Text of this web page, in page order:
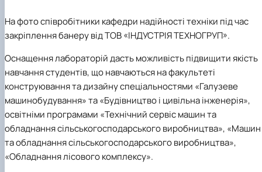
На фото співробітники кафедри надійності техніки під час
закріплення банеру відТОВ «ІНДУСТРІЯ ТЕХНОГРУП».
Оснащення лабораторій дасть можливість підвищити якість
навчання студентів, що навчаються на факультеті
конструювання та дизайнуспеціальностями «Галузеве
машинобудування»та«Будівництво і цивільна інженерія»,
освітніми програмами «Технічний сервіс машин та
обладнання сільськогосподарського виробництва», «Машин
та обладнання сільськогосподарського виробництва»,
«Обладнання лісового комплексу».